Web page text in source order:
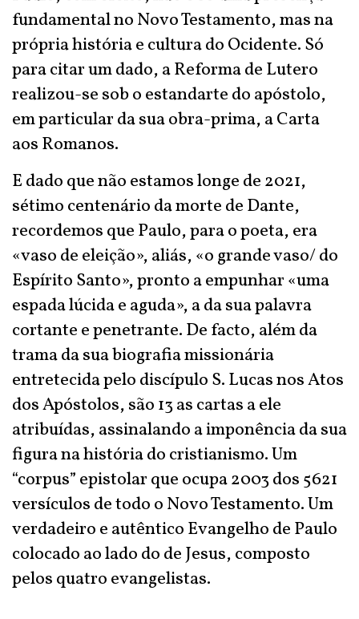
fundamental no Novo Testamento, mas na
própria história e cultura do Ocidente. Só
para citar um dado, a Reforma de Lutero
realizou-se sob o estandarte do apóstolo,
em particular da sua obra-prima, a Carta
aos Romanos.
E dado que não estamos longe de 2021,
sétimo centenário da morte de Dante,
recordemos que Paulo, para o poeta, era
«vaso de eleição», aliás, «o grande vaso/ do
Espírito Santo», pronto a empunhar «uma
espada lúcida e aguda», a da sua palavra
cortante e penetrante. De facto, além da
trama da sua biografia missionária
entretecida pelo discípulo S. Lucas nos Atos
dos Apóstolos, são 13 as cartas a ele
atribuídas, assinalando a imponência da sua
figura na história do cristianismo. Um
“corpus” epistolar que ocupa 2003 dos 5621
versículos de todo o Novo Testamento. Um
verdadeiro e autêntico Evangelho de Paulo
colocado ao lado do de Jesus, composto
pelos quatro evangelistas.